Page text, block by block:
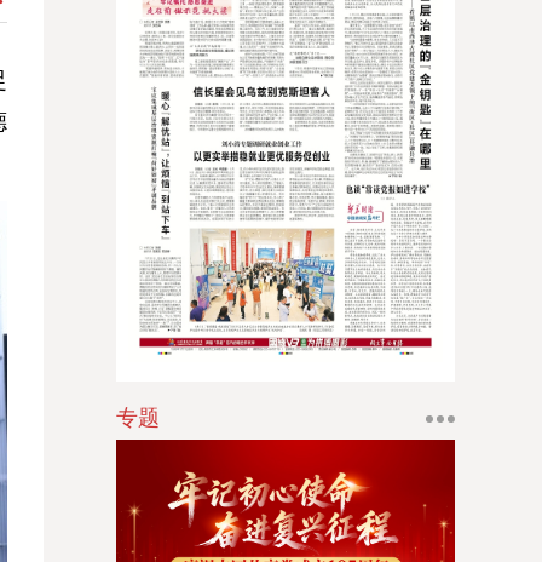
南京晨报
江苏经济报
江苏法治报
江南时报
新苏商
扬子体育报
银潮
华人时刊
专题